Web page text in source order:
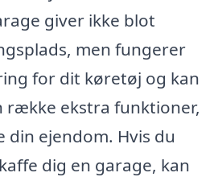
giver ikke blot
men fungerer
for dit køretøj og kan
række ekstra funktioner,
din ejendom. Hvis du
dig en garage, kan